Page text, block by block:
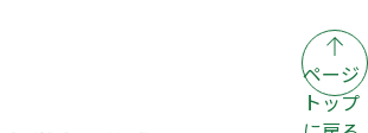
ページ
トップ